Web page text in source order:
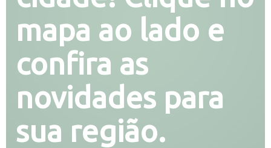
mapa ao lado e
confira as
novidades para
sua região.